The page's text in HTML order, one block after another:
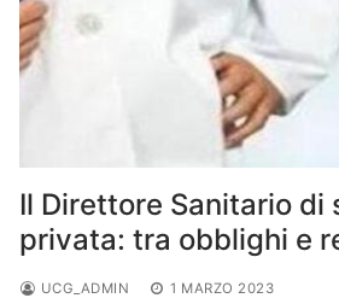
Il Direttore Sanitario di
privata: tra obblighi e
UCG_ADMIN 1 MARZO 2023